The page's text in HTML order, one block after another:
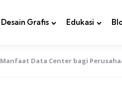
Desain Grafis Edukasi
Manfaat Data Center bagi